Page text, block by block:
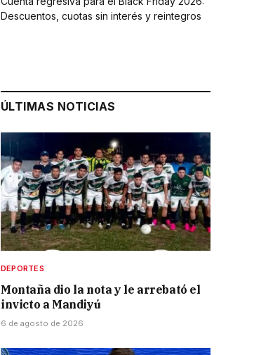
Descuentos, cuotas sin interés y reintegros
ÚLTIMAS NOTICIAS
DEPORTES
Montaña dio la nota y le arrebató el
invicto a Mandiyú
6 de agosto de 2026